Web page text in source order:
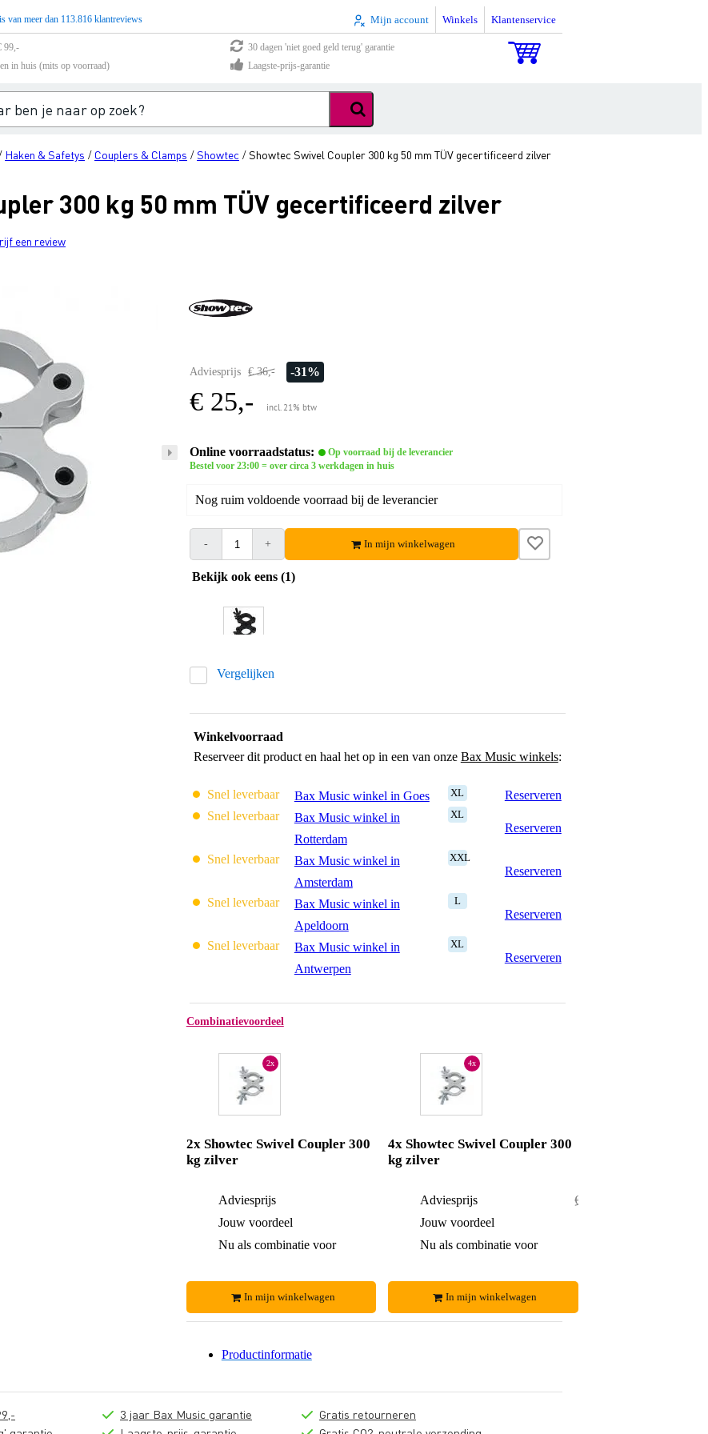
van meer dan 113.816 klantreviews Mijn account Winkels Klantenservice
99,-
30 dagen 'niet goed geld terug' garantie
in huis (mits op voorraad)
Laagste-prijs-garantie
Haken & Safetys / Couplers & Clamps /Showtec /Showtec Swivel Coupler 300 kg 50 mm TÜV gecertificeerd zilver
300 kg 50 mm TÜV gecertificeerd zilver
een review
Adviesprijs € 36,- -31%
€ 25,- incl. 21% btw
Online voorraadstatus:
Op voorraad bij de leverancier
Bestel voor 23:00 = over circa 3 werkdagen in huis
Nog ruim voldoende voorraad bij de leverancier
- + In mijn winkelwagen
Bekijk ook eens (1)
Vergelijken
Winkelvoorraad
Reserveer dit product en haal het op in een van onze Bax Music winkels:
Snel leverbaar Bax Music winkel in Goes XL
Reserveren
Snel leverbaar
Bax Music winkel in
Rotterdam
XL
Reserveren
Snel leverbaar
Bax Music winkel in
Amsterdam
XXL
Reserveren
Snel leverbaar
Bax Music winkel in
Apeldoorn
L
Reserveren
Snel leverbaar
Bax Music winkel in
Antwerpen
XL
Reserveren
Combinatievoordeel
2x
2x Showtec Swivel Coupler 300
kg zilver
Adviesprijs
Jouw voordeel
Nu als combinatie voor
In mijn winkelwagen
4x
4x Showtec Swivel Coupler 300
kg zilver
Adviesprijs
€ 100,-
Jouw voordeel
Nu als combinatie voor
In mijn winkelwagen
Productinformatie
3 jaar Bax Music garantie
Gratis retourneren